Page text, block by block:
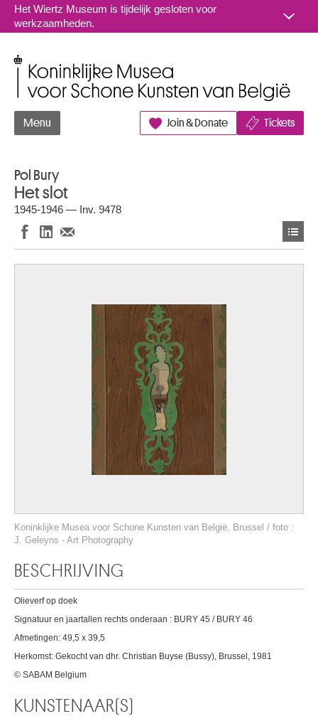
Naar inhoud
Het Wiertz Museum is tijdelijk gesloten voor
werkzaamheden.
Menu Join & Donate Tickets
Pol Bury
Het slot
1945-1946 — Inv. 9478
Koninklijke Musea voor Schone Kunsten van België, Brussel / foto :
J. Geleyns - Art Photography
BESCHRIJVING
Olieverf op doek
Signatuur en jaartallen rechts onderaan : BURY 45 / BURY 46
Afmetingen: 49,5 x 39,5
Herkomst: Gekocht van dhr. Christian Buyse (Bussy), Brussel, 1981
© SABAM Belgium
KUNSTENAAR(S)